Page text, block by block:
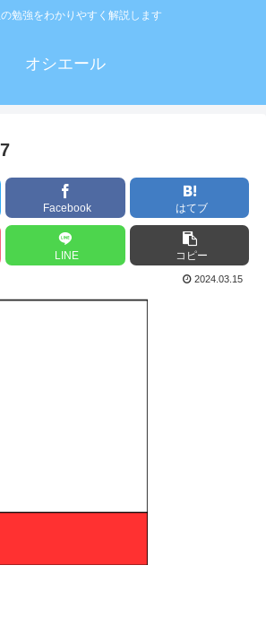
勉強をわかりやすく解説します
オシエール
Facebook はてブ
LINE コピー
2024.03.15